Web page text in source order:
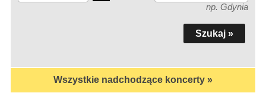
np. Gdynia
Wszystkie nadchodzące koncerty »